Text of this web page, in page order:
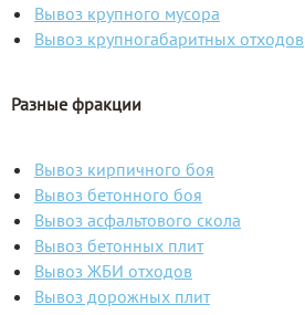
Вывоз крупного мусора
Вывоз крупногабаритных отходов
Разные фракции
Вывоз кирпичного боя
Вывоз бетонного боя
Вывоз асфальтового скола
Вывоз бетонных плит
Вывоз ЖБИ отходов
Вывоз дорожных плит